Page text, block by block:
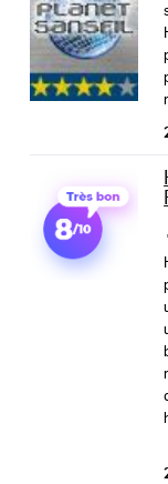
configurer
Sans aucun
d'instructions
instructions de
réseau maillé
Trouvez ce